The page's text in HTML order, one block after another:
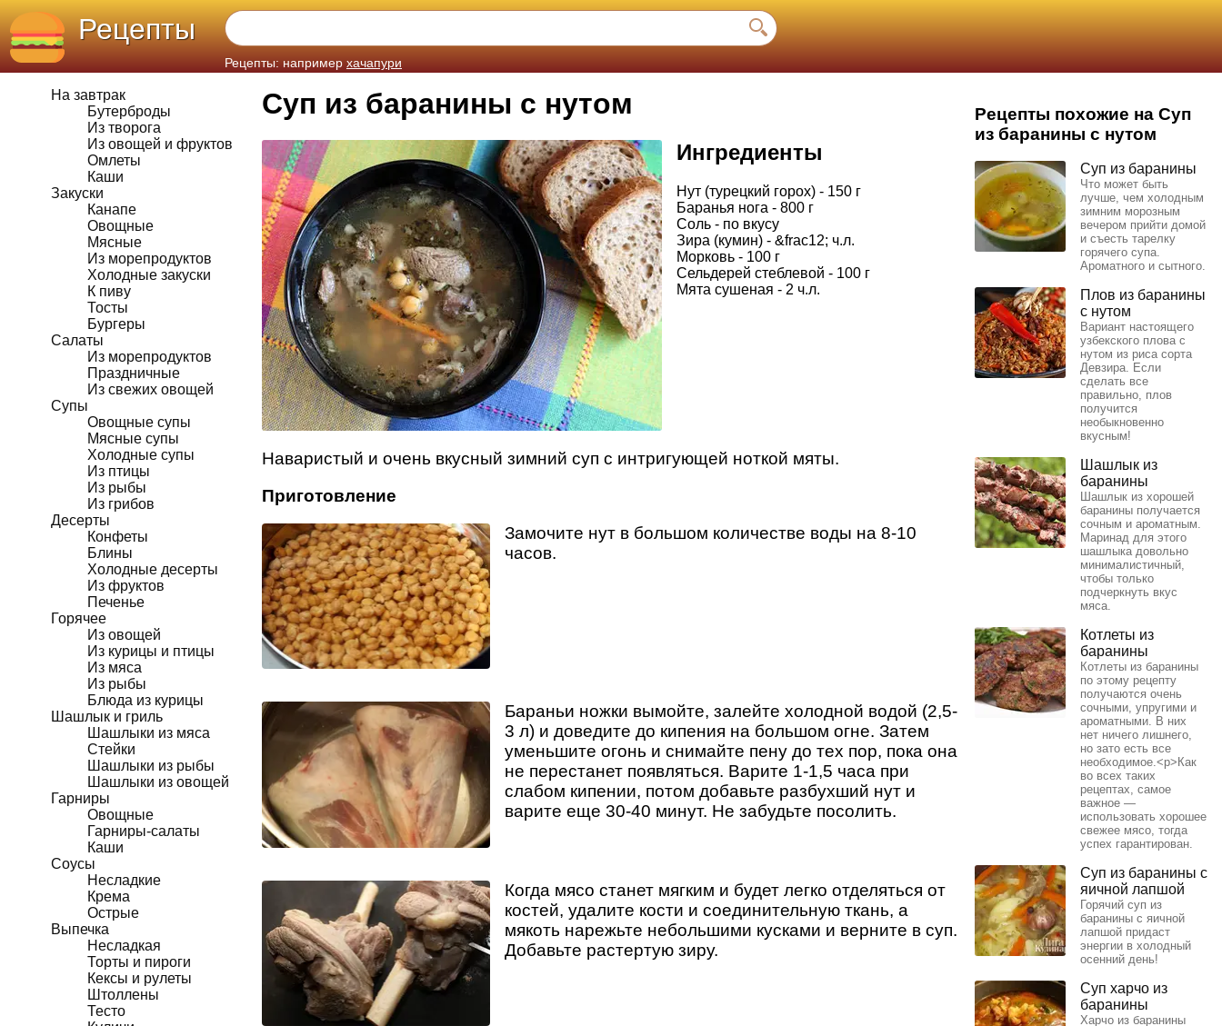
Рецепты
Рецепты: например хачапури
На завтрак
Бутерброды
Из творога
Из овощей и фруктов
Омлеты
Каши
Закуски
Канапе
Овощные
Мясные
Из морепродуктов
Холодные закуски
К пиву
Тосты
Бургеры
Салаты
Из морепродуктов
Праздничные
Из свежих овощей
Супы
Овощные супы
Мясные супы
Холодные супы
Из птицы
Из рыбы
Из грибов
Десерты
Конфеты
Блины
Холодные десерты
Из фруктов
Печенье
Горячее
Из овощей
Из курицы и птицы
Из мяса
Из рыбы
Блюда из курицы
Шашлык и гриль
Шашлыки из мяса
Стейки
Шашлыки из рыбы
Шашлыки из овощей
Гарниры
Овощные
Гарниры-салаты
Каши
Соусы
Несладкие
Крема
Острые
Выпечка
Несладкая
Торты и пироги
Кексы и рулеты
Штоллены
Тесто
Суп из баранины с нутом
Ингредиенты
Нут (турецкий горох) - 150 г
Баранья нога - 800 г
Соль - по вкусу
Зира (кумин) - &frac12; ч.л.
Морковь - 100 г
Сельдерей стеблевой - 100 г
Мята сушеная - 2 ч.л.
Наваристый и очень вкусный зимний суп с интригующей ноткой мяты.
Приготовление
Замочите нут в большом количестве воды на 8-10
часов.
Бараньи ножки вымойте, залейте холодной водой (2,5-
3 л) и доведите до кипения на большом огне. Затем
уменьшите огонь и снимайте пену до тех пор, пока она
не перестанет появляться. Варите 1-1,5 часа при
слабом кипении, потом добавьте разбухший нут и
варите еще 30-40 минут. Не забудьте посолить.
Когда мясо станет мягким и будет легко отделяться от
костей, удалите кости и соединительную ткань, а
мякоть нарежьте небольшими кусками и верните в суп.
Добавьте растертую зиру.
Рецепты похожие на Суп
из баранины с нутом
Суп из баранины
Что может быть
лучше, чем холодным
зимним морозным
вечером прийти домой
и съесть тарелку
горячего супа.
Ароматного и сытного.
Плов из баранины
с нутом
Вариант настоящего
узбекского плова с
нутом из риса сорта
Девзира. Если
сделать все
правильно, плов
получится
необыкновенно
вкусным!
Шашлык из
баранины
Шашлык из хорошей
баранины получается
сочным и ароматным.
Маринад для этого
шашлыка довольно
минималистичный,
чтобы только
подчеркнуть вкус
мяса.
Котлеты из
баранины
Котлеты из баранины
по этому рецепту
получаются очень
сочными, упругими и
ароматными. В них
нет ничего лишнего,
но зато есть все
необходимое.<p>Как
во всех таких
рецептах, самое
важное —
использовать хорошее
свежее мясо, тогда
успех гарантирован.
Суп из баранины с
яичной лапшой
Горячий суп из
баранины с яичной
лапшой придаст
энергии в холодный
осенний день!
Суп харчо из
баранины
Харчо из баранины